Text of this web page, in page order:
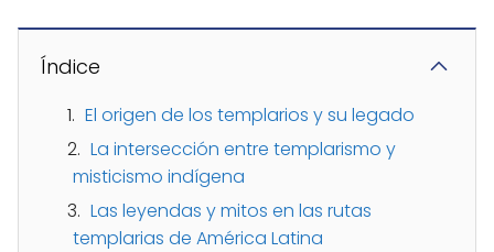
Índice
El origen de los templarios y su legado
La intersección entre templarismo y
misticismo indígena
Las leyendas y mitos en las rutas
templarias de América Latina